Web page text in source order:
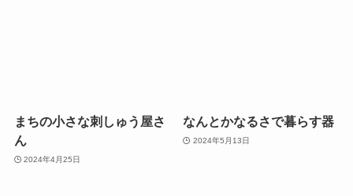
まちの小さな刺しゅう屋さ
ん
2024年4月25日
なんとかなるさで暮らす器
2024年5月13日